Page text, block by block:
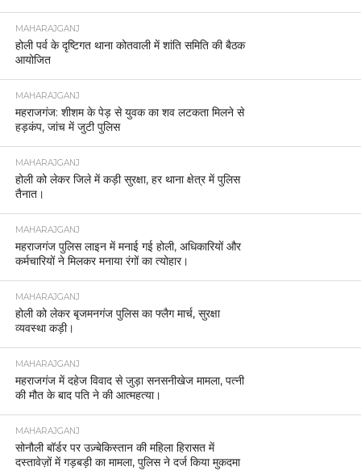
MAHARAJGANJ
होली पर्व के दृष्टिगत थाना कोतवाली में शांति समिति की बैठक
आयोजित
MAHARAJGANJ
महराजगंज: शीशम के पेड़ से युवक का शव लटकता मिलने से
हड़कंप, जांच में जुटी पुलिस
MAHARAJGANJ
होली को लेकर जिले में कड़ी सुरक्षा, हर थाना क्षेत्र में पुलिस
तैनात।
MAHARAJGANJ
महराजगंज पुलिस लाइन में मनाई गई होली, अधिकारियों और
कर्मचारियों ने मिलकर मनाया रंगों का त्योहार।
MAHARAJGANJ
होली को लेकर बृजमनगंज पुलिस का फ्लैग मार्च, सुरक्षा
व्यवस्था कड़ी।
MAHARAJGANJ
महराजगंज में दहेज विवाद से जुड़ा सनसनीखेज मामला, पत्नी
की मौत के बाद पति ने की आत्महत्या।
MAHARAJGANJ
सोनौली बॉर्डर पर उज़्बेकिस्तान की महिला हिरासत में
दस्तावेज़ों में गड़बड़ी का मामला, पुलिस ने दर्ज किया मुकदमा